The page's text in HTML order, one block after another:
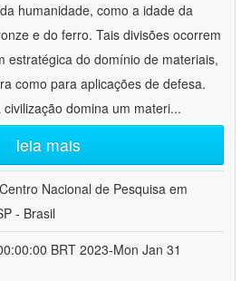
humanidade, como a idade da
e do ferro. Tais divisões ocorrem
estratégica do domínio de materiais,
como para aplicações de defesa.
domina um materi...
leia mais
Centro Nacional de Pesquisa em
- Brasil
BRT 2023-Mon Jan 31